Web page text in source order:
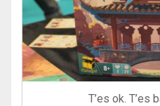
T’es ok. T’es